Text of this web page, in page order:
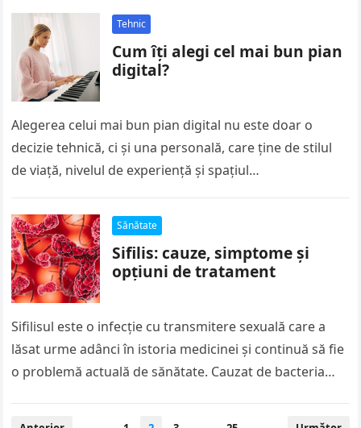
Tehnic
Cum îți alegi cel mai bun pian
digital?
Alegerea celui mai bun pian digital nu este doar o
decizie tehnică, ci și una personală, care ține de stilul
de viață, nivelul de experiență și spațiul…
Sănătate
Sifilis: cauze, simptome și
opțiuni de tratament
Sifilisul este o infecție cu transmitere sexuală care a
lăsat urme adânci în istoria medicinei și continuă să fie
o problemă actuală de sănătate. Cauzat de bacteria…